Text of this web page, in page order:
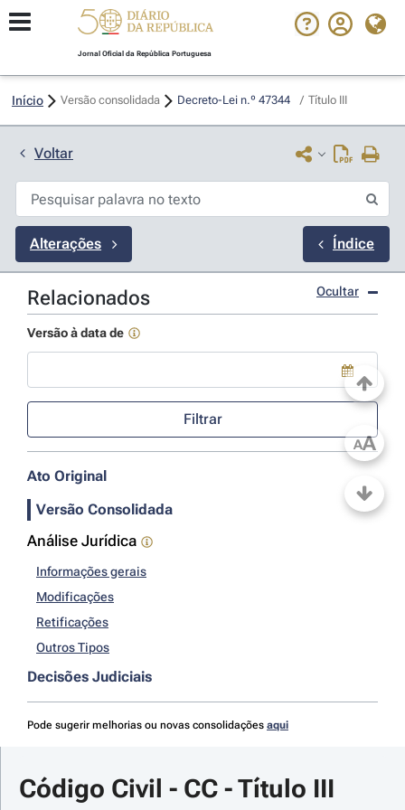
Jornal Oficial da República Portuguesa
Início Versão consolidada Decreto-Lei n.º 47344 / Título III
Voltar
Alterações Índice
Relacionados Ocultar
Versão à data de
Use a tecla de seta para baixo para abrir o calendário; Use as
Filtrar
Ato Original
Versão Consolidada
Análise Jurídica
Informações gerais
Modificações
Retificações
Outros Tipos
Decisões Judiciais
Pode sugerir melhorias ou novas consolidações aqui
Código Civil - CC - Título III
AA